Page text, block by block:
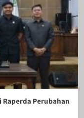
Raperda Perubahan